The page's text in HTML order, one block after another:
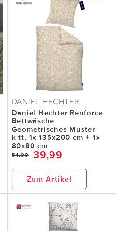
DANIEL HECHTER
Daniel Hechter Renforce
Bettwäsche
Geometrisches Muster
kitt, 1x 135x200 cm + 1x
80x80 cm
54,99 39,99
Zum Artikel